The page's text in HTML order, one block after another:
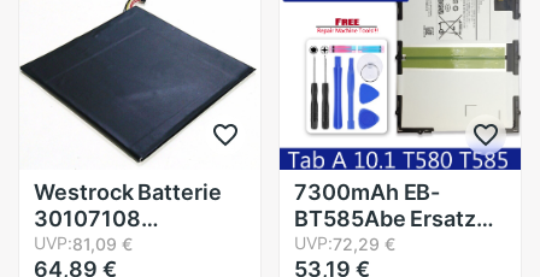
Westrock Batterie
30107108
4600mAh für Acer
Acer A1-840-131U
UVP:81,09 €
64,89 €
7300mAh EB-
BT585Abe Ersatz
Batterie Für
Samsung Galaxis
UVP:72,29 €
53,19 €